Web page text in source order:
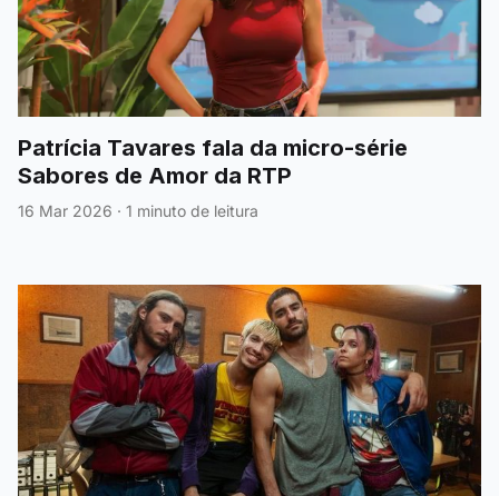
Patrícia Tavares fala da micro-série
Sabores de Amor da RTP
16 Mar 2026 · 1 minuto de leitura